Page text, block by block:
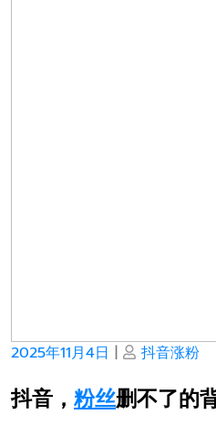
Posted
2025年11月4日 | Posted
抖音涨粉
抖音， 粉丝删不了的